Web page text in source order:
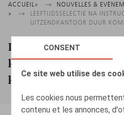
CONSENT
Ce site web utilise des
Les cookies nous
contenu et les annonces,
Fil
d'Ariane
ACCUEIL
NOUVELLES &
LEEFTIJDSSELECTIE NA
UITZENDKANTOOR DUUR
Leeftijdsselectie na
klant kan een
komen te staan